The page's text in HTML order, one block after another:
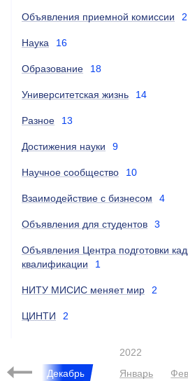
Объявления приемной комиссии 2
Наука 16
Образование 18
Университетская жизнь 14
Разное 13
Достижения науки 9
Научное сообщество 10
Взаимодействие с бизнесом 4
Объявления для студентов 3
Объявления Центра подготовки
квалификации
1
НИТУ МИСИС меняет мир 2
ЦИНТИ 2
Декабрь
2022
Январь